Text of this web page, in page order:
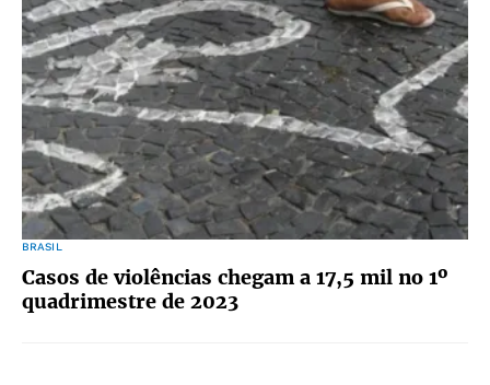
BRASIL
Casos de violências chegam a 17,5 mil no 1º
quadrimestre de 2023